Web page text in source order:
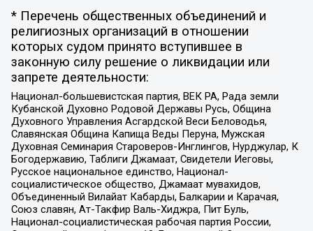
* Перечень общественных объединений и
религиозных организаций в отношении
которых судом принято вступившее в
законную силу решение о ликвидации или
запрете деятельности:
Национал-большевистская партия, ВЕК РА, Рада земли
Кубанской Духовно Родовой Державы Русь, Община
Духовного Управления Асгардской Веси Беловодья,
Славянская Община Капища Веды Перуна, Мужская
Духовная Семинария Староверов-Инглингов, Нурджулар, К
Богодержавию, Таблиги Джамаат, Свидетели Иеговы,
Русское национальное единство, Национал-
социалистическое общество, Джамаат мувахидов,
Объединенный Вилайат Кабарды, Балкарии и Карачая,
Союз славян, Ат-Такфир Валь-Хиджра, Пит Буль,
Национал-социалистическая рабочая партия России,